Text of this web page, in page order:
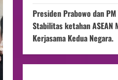
Presiden Prabowo dan
Stabilitas ketahan ASEAN
Kerjasama Kedua Negara.